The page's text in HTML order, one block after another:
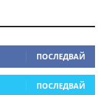
ПОСЛЕДВАЙ
ПОСЛЕДВАЙ